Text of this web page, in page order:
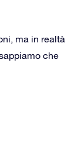
ma in realtà
che